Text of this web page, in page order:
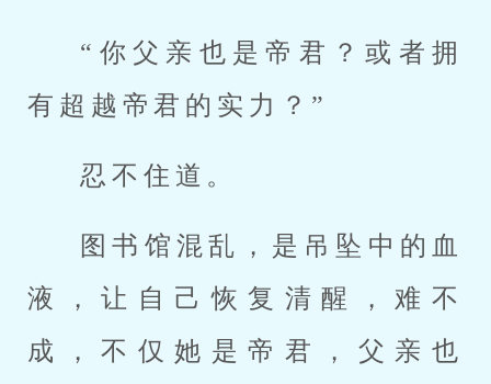
“你父亲也是帝君？或者拥
有超越帝君的实力？”
忍不住道。
图书馆混乱，是吊坠中的血
液，让自己恢复清醒，难不
成，不仅她是帝君，父亲也